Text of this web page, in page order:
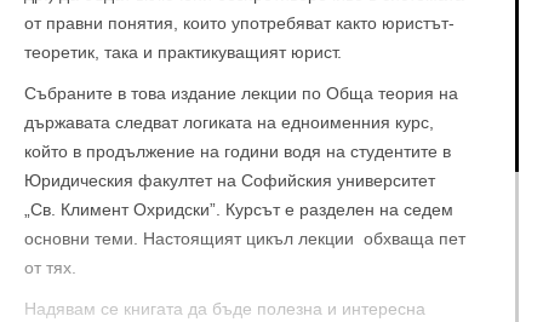
от правни понятия, които употребяват както юристът-
теоретик, така и практикуващият юрист.
Събраните в това издание лекции по Обща теория на
държавата следват логиката на едноименния курс,
който в продължение на години водя на студентите в
Юридическия факултет на Софийския университет
„Св. Климент Охридски”. Курсът е разделен на седем
основни теми. Настоящият цикъл лекции обхваща пет
от тях.
Надявам се книгата да бъде полезна и интересна